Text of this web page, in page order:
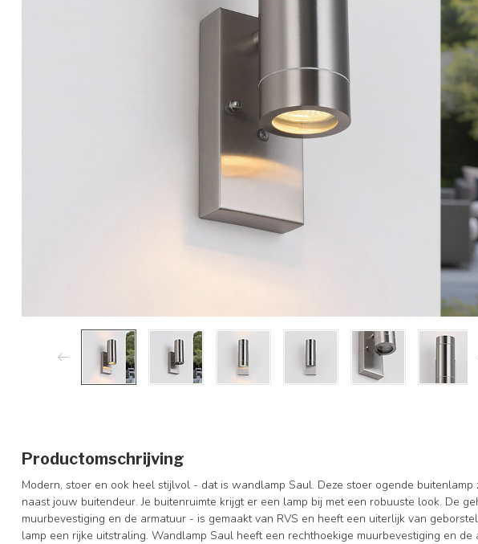
Productomschrijving
Modern, stoer en ook heel stijlvol - dat is wandlamp Saul. Deze stoer ogende buitenlamp
naast jouw buitendeur. Je buitenruimte krijgt er een lamp bij met een robuuste look. De
muurbevestiging en de armatuur - is gemaakt van RVS en heeft een uiterlijk van
lamp een rijke uitstraling. Wandlamp Saul heeft een rechthoekige muurbevestiging en de